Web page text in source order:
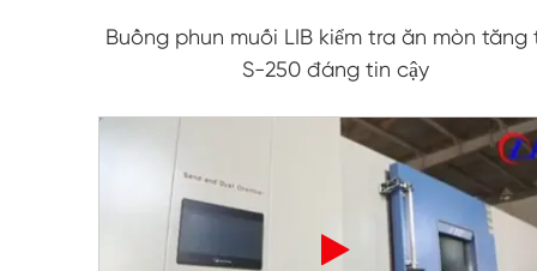
Buồng phun muối LIB kiểm tra ăn mòn tăng
S-250 đáng tin cậy